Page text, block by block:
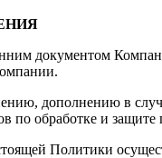
документом
дополнению в
по обработке и
Политики